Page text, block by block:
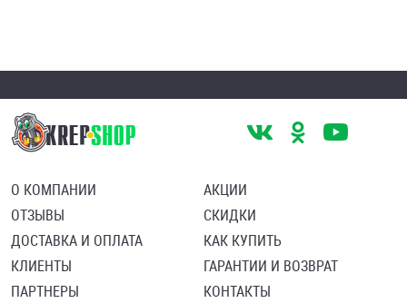
О КОМПАНИИ
ОТЗЫВЫ
ДОСТАВКА И ОПЛАТА
КЛИЕНТЫ
ПАРТНЕРЫ
АКЦИИ
СКИДКИ
КАК КУПИТЬ
ГАРАНТИИ И ВОЗВРАТ
КОНТАКТЫ